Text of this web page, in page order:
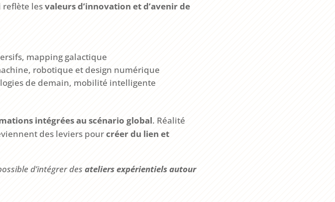
lesvaleurs d’innovation et d’avenir de
mapping galactique
robotique et design numérique
de demain, mobilité intelligente
intégrées au scénario global. Réalité
des leviers pourcréer du lien et
d’intégrer des ateliers expérientiels autour